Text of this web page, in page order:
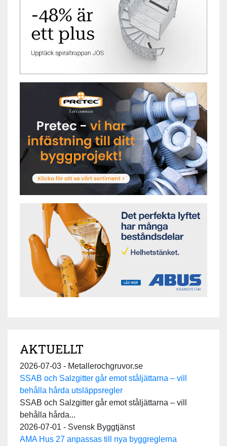
AKTUELLT
2026-07-03 - Metallerochgruvor.se
SSAB och Salzgitter går emot ståljättarna – vill
behålla hårda utsläppsregler
SSAB och Salzgitter går emot ståljättarna – vill
behålla hårda...
2026-07-01 - Svensk Byggtjänst
AMA Hus 27 anpassas till nya byggreglerna